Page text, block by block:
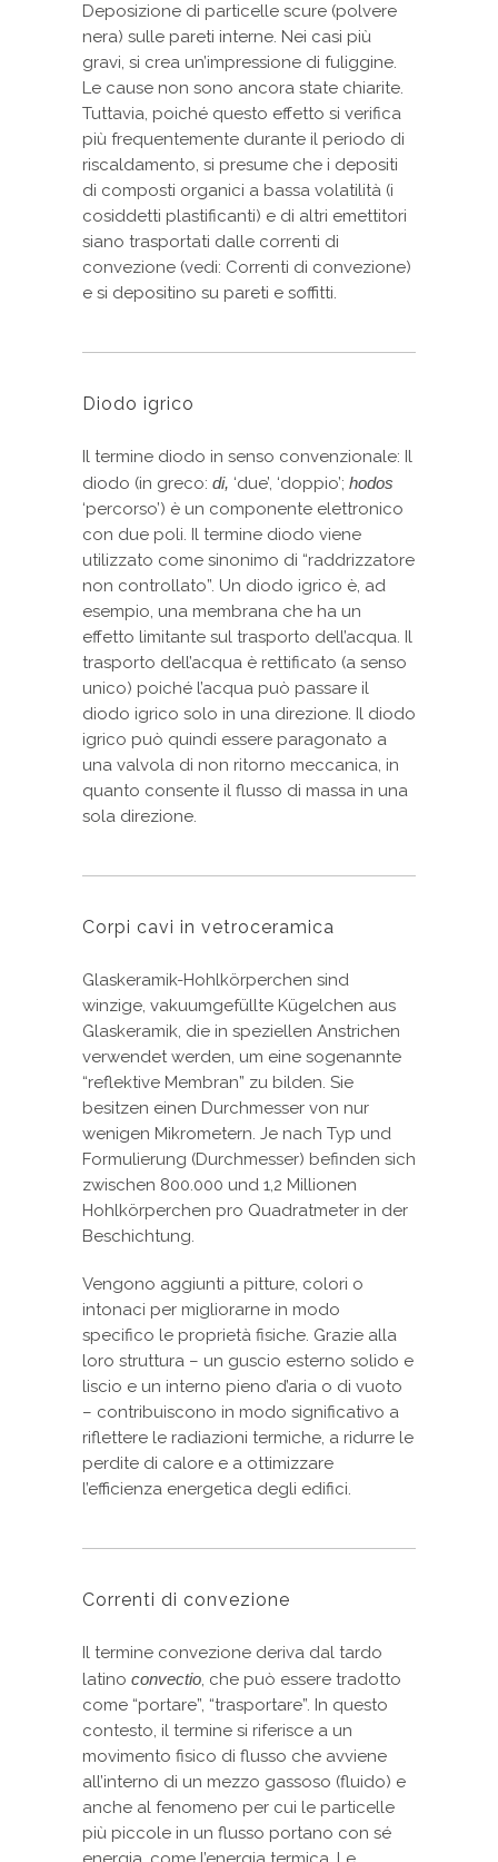
Deposizione di particelle scure (polvere
nera) sulle pareti interne. Nei casi più
gravi, si crea un’impressione di fuliggine.
Le cause non sono ancora state chiarite.
Tuttavia, poiché questo effetto si verifica
più frequentemente durante il periodo di
riscaldamento, si presume che i depositi
di composti organici a bassa volatilità (i
cosiddetti plastificanti) e di altri emettitori
siano trasportati dalle correnti di
convezione (vedi: Correnti di convezione)
e si depositino su pareti e soffitti.
Diodo igrico
Il termine diodo in senso convenzionale: Il
diodo (in greco: di, ‘due’, ‘doppio’; hodos
‘percorso’) è un componente elettronico
con due poli. Il termine diodo viene
utilizzato come sinonimo di “raddrizzatore
non controllato”. Un diodo igrico è, ad
esempio, una membrana che ha un
effetto limitante sul trasporto dell’acqua. Il
trasporto dell’acqua è rettificato (a senso
unico) poiché l’acqua può passare il
diodo igrico solo in una direzione. Il diodo
igrico può quindi essere paragonato a
una valvola di non ritorno meccanica, in
quanto consente il flusso di massa in una
sola direzione.
Corpi cavi in vetroceramica
Glaskeramik-Hohlkörperchen sind
winzige, vakuumgefüllte Kügelchen aus
Glaskeramik, die in speziellen Anstrichen
verwendet werden, um eine sogenannte
“reflektive Membran” zu bilden. Sie
besitzen einen Durchmesser von nur
wenigen Mikrometern. Je nach Typ und
Formulierung (Durchmesser) befinden sich
zwischen 800.000 und 1,2 Millionen
Hohlkörperchen pro Quadratmeter in der
Beschichtung.
Vengono aggiunti a pitture, colori o
intonaci per migliorarne in modo
specifico le proprietà fisiche. Grazie alla
loro struttura – un guscio esterno solido e
liscio e un interno pieno d’aria o di vuoto
– contribuiscono in modo significativo a
riflettere le radiazioni termiche, a ridurre le
perdite di calore e a ottimizzare
l’efficienza energetica degli edifici.
Correnti di convezione
Il termine convezione deriva dal tardo
latino convectio, che può essere tradotto
come “portare”, “trasportare”. In questo
contesto, il termine si riferisce a un
movimento fisico di flusso che avviene
all’interno di un mezzo gassoso (fluido) e
anche al fenomeno per cui le particelle
più piccole in un flusso portano con sé